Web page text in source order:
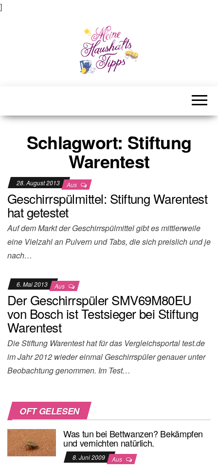
]
Schlagwort: Stiftung
Warentest
28. August 2013 Aus
Geschirrspülmittel: Stiftung Warentest
hat getestet
Auf dem Markt der Geschirrspülmittel gibt es mittlerweile
eine Vielzahl an Pulvern und Tabs, die sich preislich und je
nach…
6. Mai 2013 Aus
Der Geschirrspüler SMV69M80EU
von Bosch ist Testsieger bei Stiftung
Warentest
Die Stiftung Warentest hat für das Vergleichsportal test.de
im Jahr 2012 wieder einmal Geschirrspüler genauer unter
Beobachtung genommen. Im Test…
OFT GELESEN
Was tun bei Bettwanzen? Bekämpfen
und vernichten natürlich.
8. Juni 2009 Aus